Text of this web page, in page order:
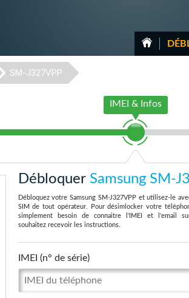
SM-J327VPP
IMEI & Infos
Débloquer Samsung SM-
Débloquez votre Samsung SM-J327VPP et utilisez-le
SIM de tout opérateur. Pour désimlocker votre
simplement besoin de connaitre l'IMEI et l'email
souhaitez recevoir les instructions.
IMEI (n° de série)